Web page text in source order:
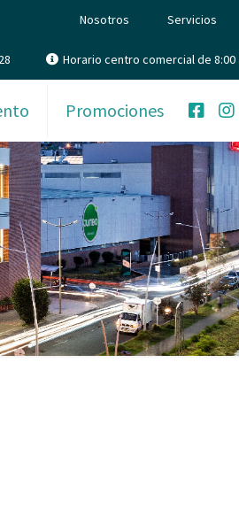
Nosotros Servicios
Horario centro comercial de 8:00
Promociones